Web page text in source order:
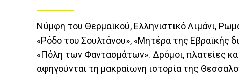
Νύμφη του Θερμαϊκού, Ελληνιστικό Λιμάνι,
«Ρόδο του Σουλτάνου», «Μητέρα της
«Πόλη των Φαντασμάτων». Δρόμοι, πλατείες
αφηγούνται τη μακραίωνη ιστορία της